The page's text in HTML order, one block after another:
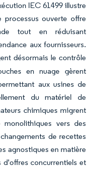
IEC 61499 illustre
ouverte offre
tout en réduisant
aux fournisseurs.
désormais le contrôle
en nuage gèrent
aux usines de
du matériel de
chimiques migrent
vers des
de recettes
agnostiques en matière
d'offres concurrentiels et